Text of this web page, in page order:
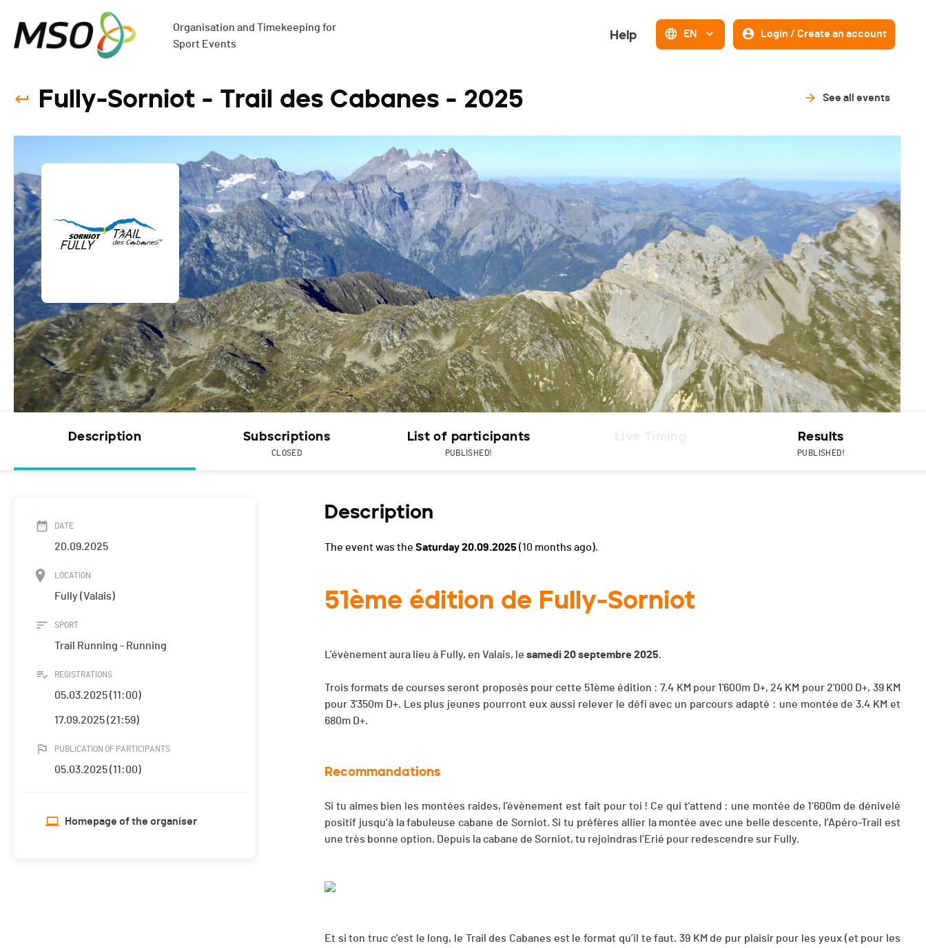
Organisation and Timekeeping for
Sport Events
Help EN Login / Create an account
Fully-Sorniot - Trail des Cabanes - 2025 See all events
Description Subscriptions
CLOSED
List of participants
PUBLISHED!
Results
PUBLISHED!
DATE
20.09.2025
LOCATION
Fully (Valais)
SPORT
Trail Running - Running
REGISTRATIONS
05.03.2025 (11:00)
17.09.2025 (21:59)
PUBLICATION OF PARTICIPANTS
05.03.2025 (11:00)
Homepage of the organiser
Description
The event was the Saturday 20.09.2025 (10 months ago).
51ème édition de Fully-Sorniot
L’évènement aura lieu à Fully, en Valais, le samedi 20 septembre 2025.
Trois formats de courses seront proposés pour cette 51ème édition : 7.4 KM pour 1'600m D+, 24 KM pour 2'000 D+, 39 KM
pour 3'350m D+. Les plus jeunes pourront eux aussi relever le défi avec un parcours adapté : une montée de 3.4 KM et
680m D+.
Recommandations
Si tu aimes bien les montées raides, l’évènement est fait pour toi ! Ce qui t'attend : une montée de 1’600m de dénivelé
positif jusqu’à la fabuleuse cabane de Sorniot. Si tu préfères allier la montée avec une belle descente, l’Apéro-Trail est
une très bonne option. Depuis la cabane de Sorniot, tu rejoindras l’Erié pour redescendre sur Fully.
Et si ton truc c’est le long, le Trail des Cabanes est le format qu’il te faut. 39 KM de pur plaisir pour les yeux (et pour les